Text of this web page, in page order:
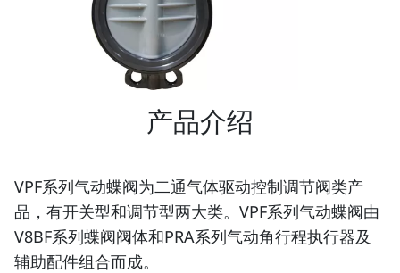
产品介绍
VPF系列气动蝶阀为二通气体驱动控制调节阀类产
品，有开关型和调节型两大类。VPF系列气动蝶阀由
V8BF系列蝶阀阀体和PRA系列气动角行程执行器及
辅助配件组合而成。